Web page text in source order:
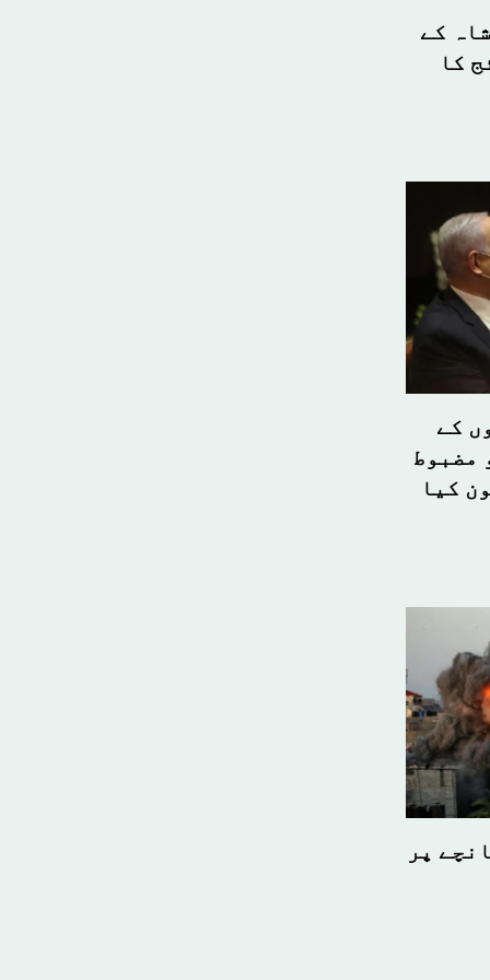
کے
کا
کے
مضبوط
کیا
پر